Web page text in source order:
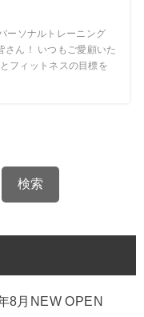
ーソナルトレーニング
さん！ いつもご愛顧いた
フィットネスの目標を
検索
8月NEW OPEN